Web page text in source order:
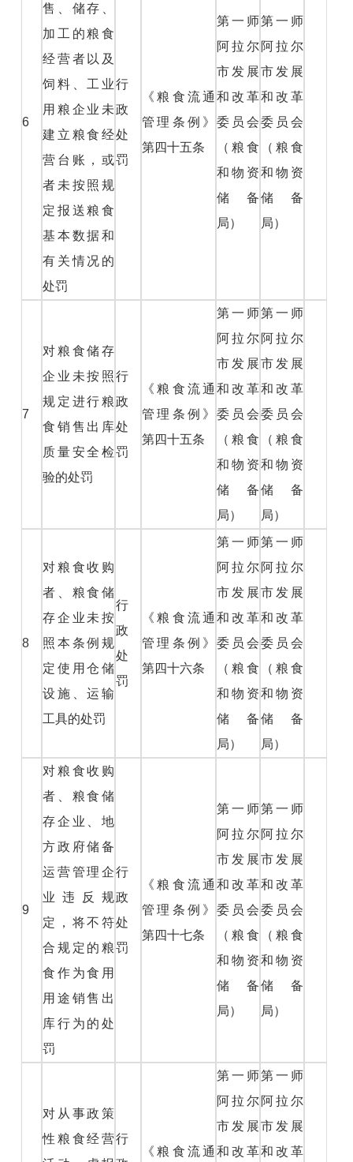
6
售、储存、
加工的粮食
经营者以及
饲料、工业
用粮企业未
建立粮食经
营台账，或
者未按照规
定报送粮食
基本数据和
有关情况的
处罚
行
政
处
罚
《粮食流通
管理条例》
第四十五条
第一师
阿拉尔
市发展
和改革
委员会
（粮食
和物资
储备
局）
第一师
阿拉尔
市发展
和改革
委员会
（粮食
和物资
储备
局）
7
对粮食储存
企业未按照
规定进行粮
食销售出库
质量安全检
验的处罚
行
政
处
罚
《粮食流通
管理条例》
第四十五条
第一师
阿拉尔
市发展
和改革
委员会
（粮食
和物资
储备
局）
第一师
阿拉尔
市发展
和改革
委员会
（粮食
和物资
储备
局）
8
对粮食收购
者、粮食储
存企业未按
照本条例规
定使用仓储
设施、运输
工具的处罚
行
政
处
罚
《粮食流通
管理条例》
第四十六条
第一师
阿拉尔
市发展
和改革
委员会
（粮食
和物资
储备
局）
第一师
阿拉尔
市发展
和改革
委员会
（粮食
和物资
储备
局）
9
对粮食收购
者、粮食储
存企业、地
方政府储备
运营管理企
业违反规
定，将不符
合规定的粮
食作为食用
用途销售出
库行为的处
罚
行
政
处
罚
《粮食流通
管理条例》
第四十七条
第一师
阿拉尔
市发展
和改革
委员会
（粮食
和物资
储备
局）
第一师
阿拉尔
市发展
和改革
委员会
（粮食
和物资
储备
局）
对从事政策
性粮食经营行
《粮食流通
第一师
阿拉尔
市发展
和改革
第一师
阿拉尔
市发展
和改革